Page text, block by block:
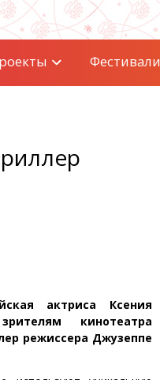
Фестивали
актриса Ксения
кинотеатра
режиссера Джузеппе